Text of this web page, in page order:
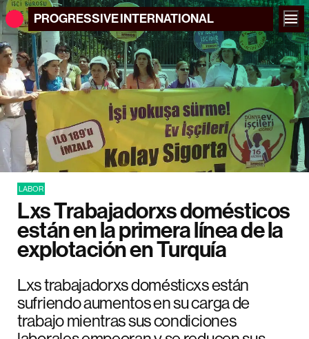
PROGRESSIVEINTERNATIONAL
LABOR
Lxs Trabajadorxs domésticos
están en la primera línea de la
explotación en Turquía
Lxs trabajadorxs domésticxs están
sufriendo aumentos en su carga de
trabajo mientras sus condiciones